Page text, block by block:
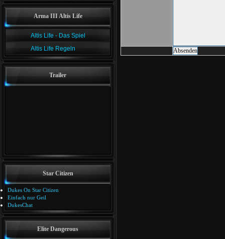
Arma III Altis Life
Altis Life - Das Spiel
Altis Life Regeln
Trailer
Star Citizen
Dukes On Star Citizen
Einfach nur Geil
DukesChat
Elite Dangerous